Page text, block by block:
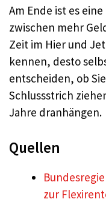
Am Ende ist es
zwischen mehr
Zeit im Hier und
kennen, desto
entscheiden, ob
Schlussstrich
Jahre dranhängen.
Quellen
zur